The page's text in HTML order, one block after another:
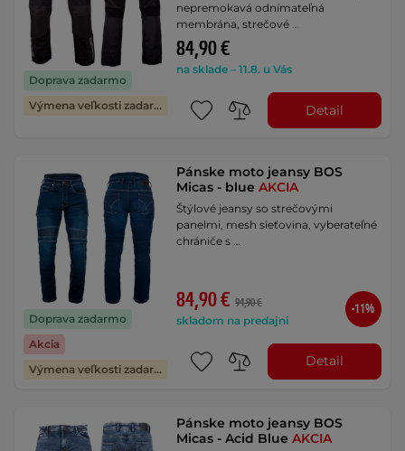
Doprava zadarmo
Výmena veľkosti zadarmo
nepremokavá odnímateľná
membrána, strečové …
84,90 €
na sklade – 11.8. u Vás
Detail
Doprava zadarmo
Akcia
Výmena veľkosti zadarmo
Pánske moto jeansy BOS
Micas - blueAKCIA
Štýlové jeansy so strečovými
panelmi, mesh sieťovina, vyberateľné
chrániče s …
84,90 € 94,90 €
skladom na predajni
-11%
Detail
Pánske moto jeansy BOS
Micas - Acid BlueAKCIA